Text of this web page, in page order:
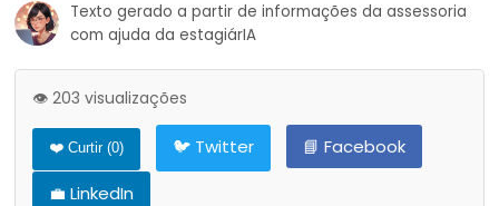
Texto gerado a partir de informações da assessoria
com ajuda da estagiárIA
👁️ 203 visualizações
❤️ Curtir (0) 🐦 Twitter
📘 Facebook
💼 LinkedIn